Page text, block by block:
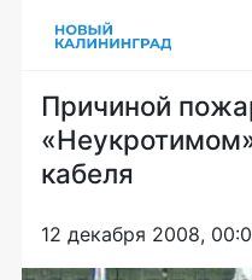
Причиной
кабеля
12 декабря 2008,